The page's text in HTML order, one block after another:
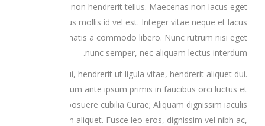
Vivamus non hendrerit tellus. Maecenas non lacus eget
sapien finibus mollis id vel est. Integer vitae neque et lacus
blandit venenatis a commodo libero. Nunc rutrum nisi eget
nunc semper, nec aliquam lectus interdum.
Nunc lacus dui, hendrerit ut ligula vitae, hendrerit aliquet dui.
Vestibulum ante ipsum primis in faucibus orci luctus et
ultrices posuere cubilia Curae; Aliquam dignissim iaculis
turpis in aliquet. Fusce leo eros, dignissim vel nibh ac,